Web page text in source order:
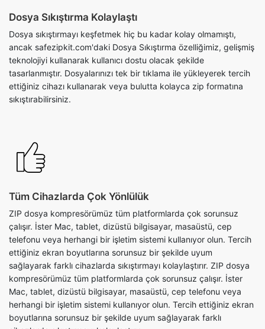
teknolojiyi kullanarak kullanıcı dostu olacak şekilde
tasarlanmıştır. Dosyalarınızı tek bir tıklama ile yükleyerek tercih
ettiğiniz cihazı kullanarak veya bulutta kolayca zip formatına
sıkıştırabilirsiniz.
Tüm Cihazlarda Çok Yönlülük
ZIP dosya kompresörümüz tüm platformlarda çok sorunsuz
telefonu veya herhangi bir işletim sistemi kullanıyor olun. Tercih
ettiğiniz ekran boyutlarına sorunsuz bir şekilde uyum
sağlayarak farklı cihazlarda sıkıştırmayı kolaylaştırır. ZIP dosya
kompresörümüz tüm platformlarda çok sorunsuz çalışır. İster
Mac, tablet, dizüstü bilgisayar, masaüstü, cep telefonu veya
herhangi bir işletim sistemi kullanıyor olun. Tercih ettiğiniz ekran
boyutlarına sorunsuz bir şekilde uyum sağlayarak farklı
cihazlarda sıkıştırmayı kolaylaştırır.